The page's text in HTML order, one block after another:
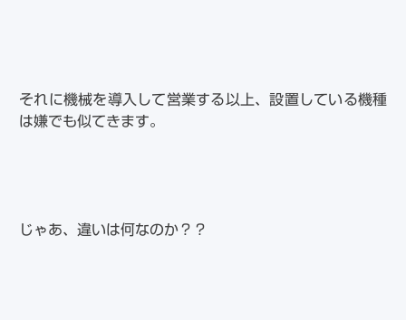
それに機械を導入して営業する以上、設置している機種
は嫌でも似てきます。
じゃあ、違いは何なのか？？